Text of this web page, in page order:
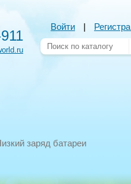
Войти |
заряд батареи